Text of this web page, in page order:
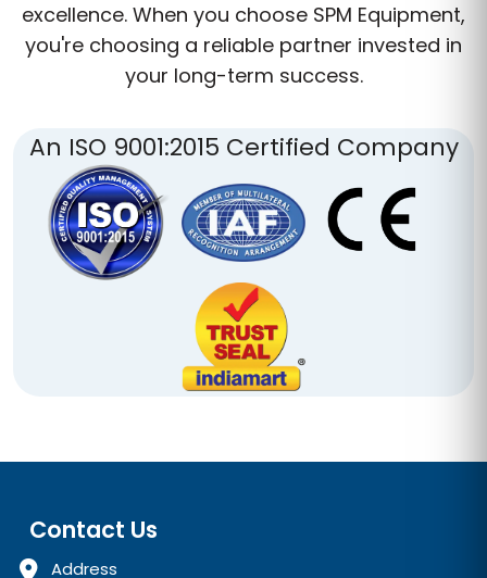
excellence. When you choose SPM Equipment,
you're choosing a reliable partner invested in
your long-term success.
An ISO 9001:2015 Certified Company
Contact Us
Address